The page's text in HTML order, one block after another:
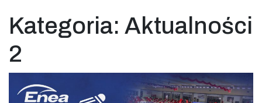
Kategoria: Aktualności
2